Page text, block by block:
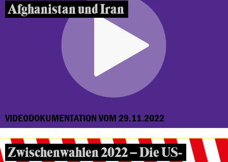
Afghanistan und Iran
VIDEODOKUMENTATION VOM 29.11.2022
Zwischenwahlen 2022 – Die US-